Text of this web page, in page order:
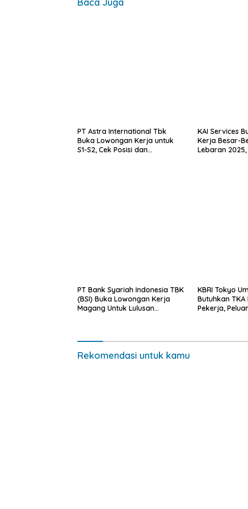
PT Astra International Tbk
Buka Lowongan Kerja untuk
S1-S2, Cek Posisi dan
KAI Services
Kerja Besar-
Lebaran 2025,
PT Bank Syariah Indonesia TBK
(BSI) Buka Lowongan Kerja
Magang Untuk Lulusan
KBRI Tokyo
Butuhkan
Pekerja,
Rekomendasi untuk kamu